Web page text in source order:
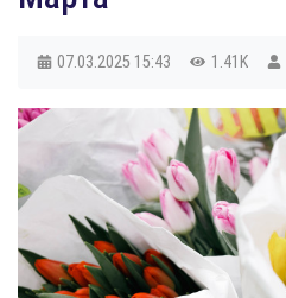
07.03.2025 15:43 1.41K